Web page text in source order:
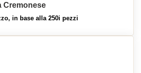
Cremonese
in base alla 250i pezzi